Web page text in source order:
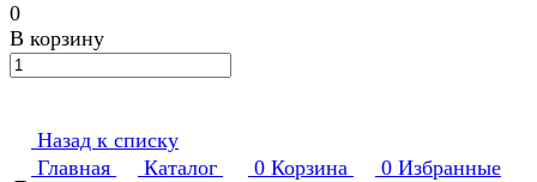
0
В корзину
Назад к списку
Главная
Каталог 0 Корзина 0 Избранные